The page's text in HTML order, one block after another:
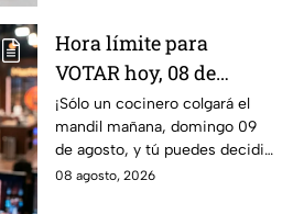
Hora límite para
VOTAR hoy, 08 de
agosto, y salvar a tu
cocinero favorito de
MasterChef 24/7
¡Sólo un cocinero colgará el
mandil mañana, domingo 09
de agosto, y tú puedes decidir
quién continúa en la
08 agosto, 2026